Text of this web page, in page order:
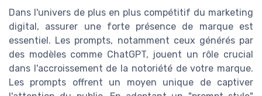
Dans l'univers de plus en plus compétitif du marketing
digital, assurer une forte présence de marque est
essentiel. Les prompts, notamment ceux générés par
des modèles comme ChatGPT, jouent un rôle crucial
dans l'accroissement de la notoriété de votre marque.
Les prompts offrent un moyen unique de captiver